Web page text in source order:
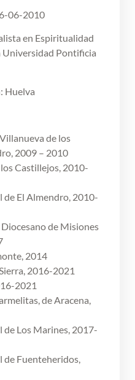
06-2010
en Espiritualidad
Pontificia
Huelva
de los
2009 – 2010
Castillejos, 2010-
El Almendro, 2010-
de Misiones
2014
2016-2021
2021
de Aracena,
Los Marines, 2017-
Fuenteheridos,